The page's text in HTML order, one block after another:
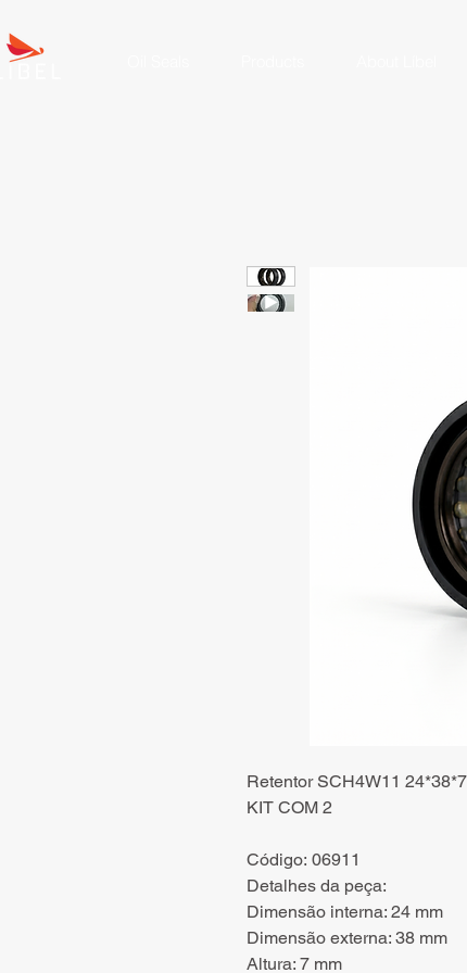
Retentor SCH4W11
KIT COM 2
Código: 06911
Detalhes da peça:
Dimensão interna: 24 mm
Dimensão externa: 38 mm
Altura: 7 mm